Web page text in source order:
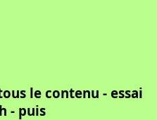
le contenu - essai
- puis